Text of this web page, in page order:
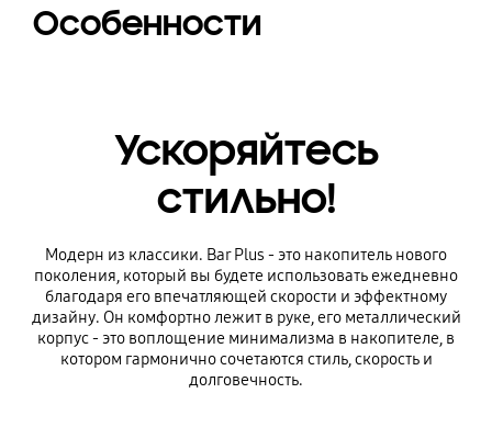
Особенности
Ускоряйтесь
стильно!
Модерн из классики. Bar Plus - это накопитель нового
поколения, который вы будете использовать ежедневно
благодаря его впечатляющей скорости и эффектному
дизайну. Он комфортно лежит в руке, его металлический
корпус - это воплощение минимализма в накопителе, в
котором гармонично сочетаются стиль, скорость и
долговечность.